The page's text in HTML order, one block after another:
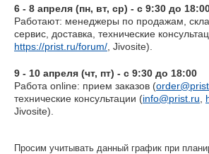
6 - 8 апреля (пн, вт, ср) - с 9:30 до
Работают: менеджеры по продажам,
сервис, доставка, технические
https://prist.ru/forum/ , Jivosite).
9 - 10 апреля (чт, пт) - с 9:30 до 18:00
Работа online: прием заказов (
технические консультации (info@prist.ru
Jivosite).
Просим учитывать данный график при